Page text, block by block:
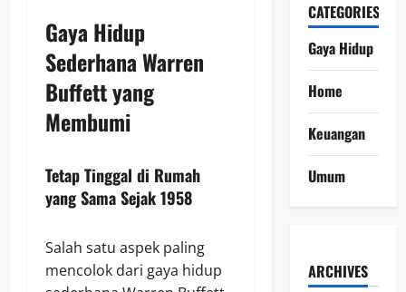
Gaya Hidup
Sederhana Warren
Buffett yang
Membumi
Tetap Tinggal di Rumah
yang Sama Sejak 1958
Salah satu aspek paling
mencolok dari gaya hidup
CATEGORIES
Gaya Hidup
Home
Keuangan
Umum
ARCHIVES